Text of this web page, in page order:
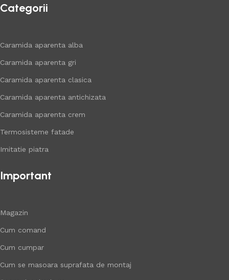
Categorii
Caramida aparenta alba
Caramida aparenta gri
Caramida aparenta clasica
Caramida aparenta antichizata
Caramida aparenta crem
Termosisteme fatade
Imitatie piatra
Important
Magazin
Cum comand
Cum cumpar
Cum se masoara suprafata de montaj